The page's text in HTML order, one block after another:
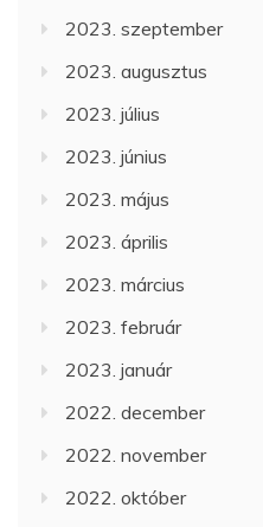
2023. szeptember
2023. augusztus
2023. július
2023. június
2023. május
2023. április
2023. március
2023. február
2023. január
2022. december
2022. november
2022. október